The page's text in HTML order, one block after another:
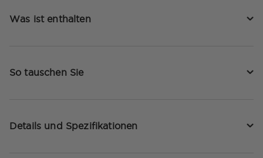
Was ist enthalten
So tauschen Sie
Details und Spezifikationen